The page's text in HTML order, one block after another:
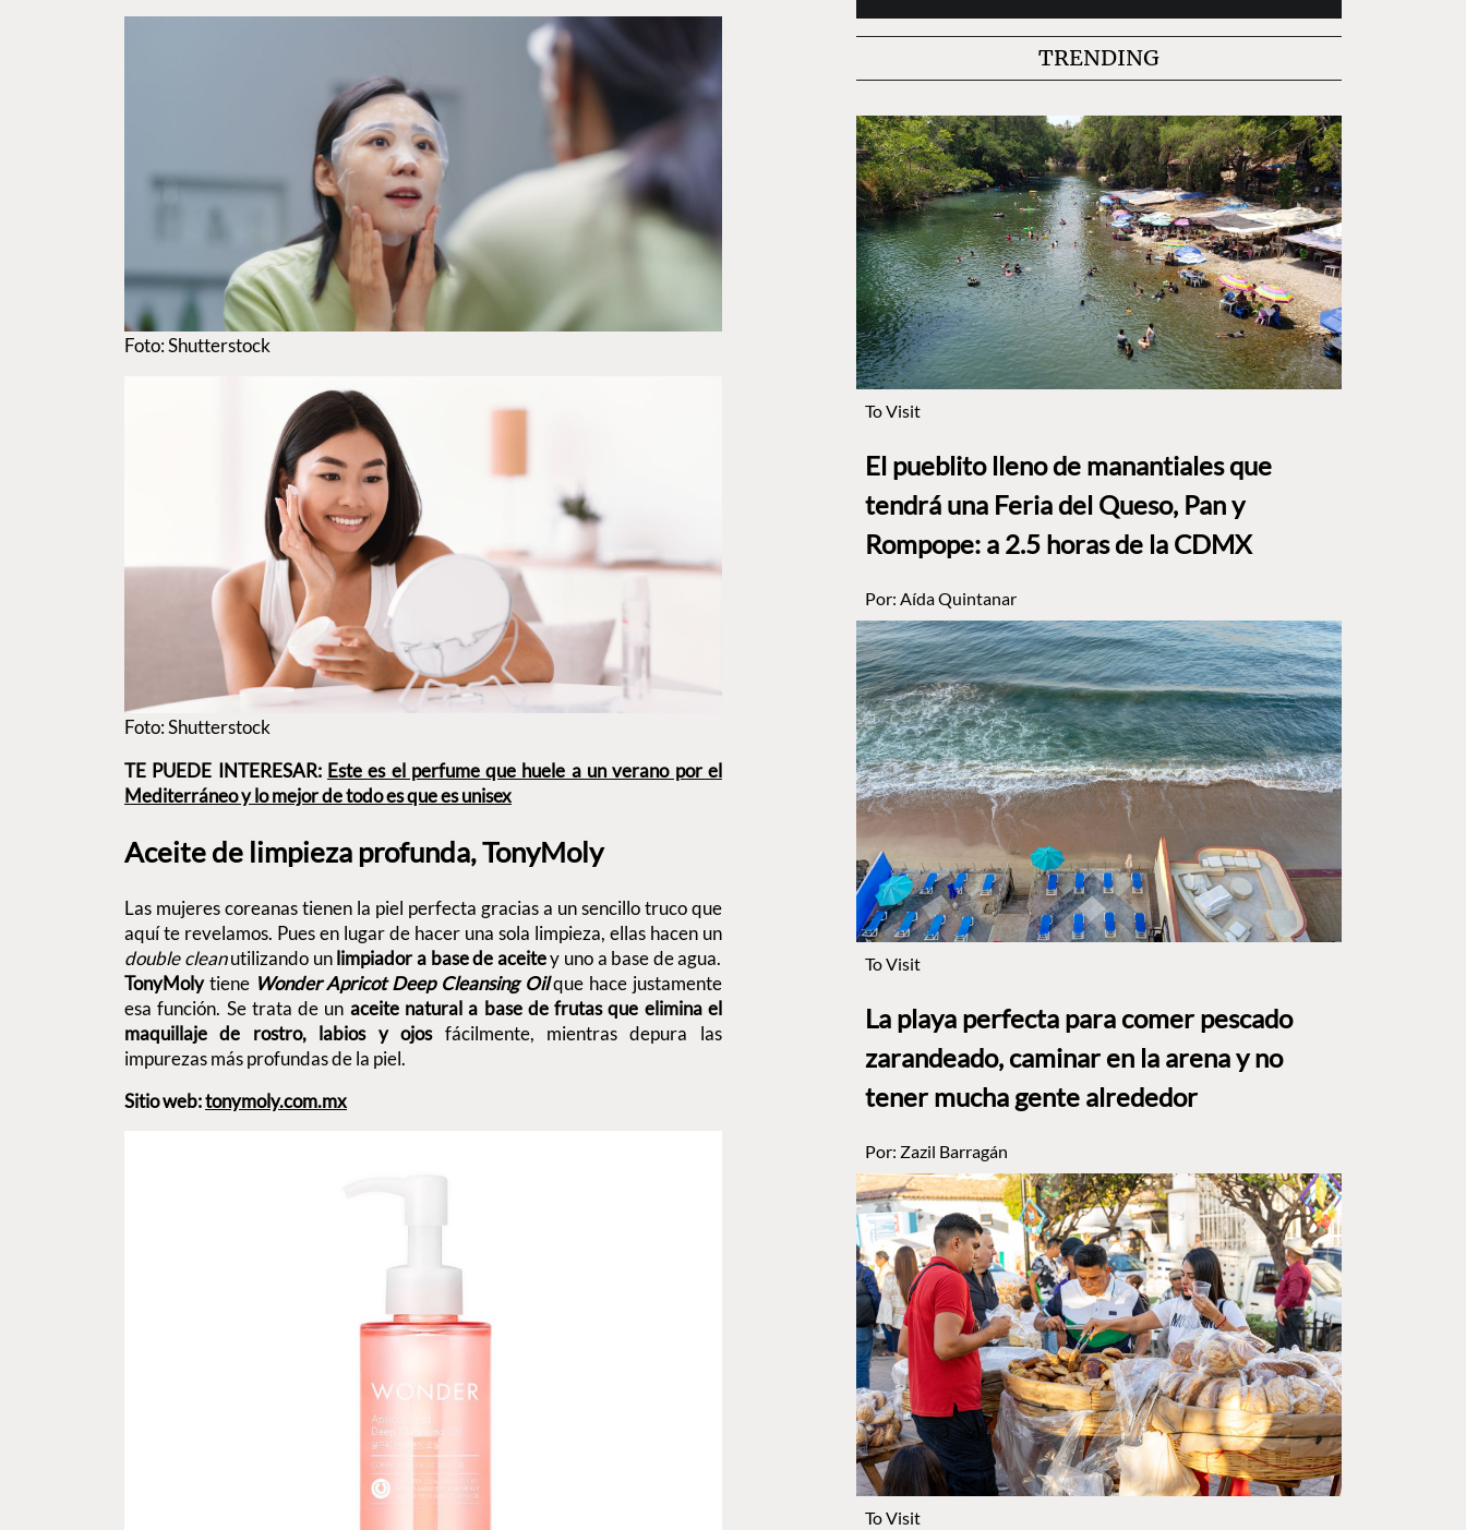
Foto: Shutterstock
Foto: Shutterstock
TE PUEDE INTERESAR: Este es el perfume que huele a un verano por el
Mediterráneo y lo mejor de todo es que es unisex
Aceite de limpieza profunda, TonyMoly
Las mujeres coreanas tienen la piel perfecta gracias a un sencillo truco que
aquí te revelamos. Pues en lugar de hacer una sola limpieza, ellas hacen un
double cleanutilizando unlimpiador a base de aceitey uno a base de agua.
TonyMolytieneWonder Apricot Deep Cleansing Oilque hace justamente
esa función. Se trata de un aceite natural a base de frutas que elimina el
maquillaje de rostro, labios y ojosfácilmente, mientras depura las
impurezas más profundas de la piel.
Sitio web:tonymoly.com.mx
TRENDING
To Visit
El pueblito lleno de manantiales que
tendrá una Feria del Queso, Pan y
Rompope: a 2.5 horas de la CDMX
Por: Aída Quintanar
To Visit
La playa perfecta para comer pescado
zarandeado, caminar en la arena y no
tener mucha gente alrededor
Por: Zazil Barragán
To Visit